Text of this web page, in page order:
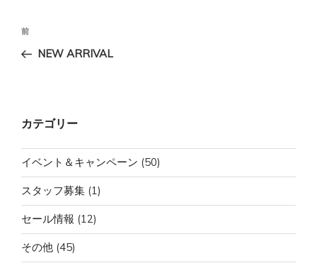
投
ナ
ー
ョ
ン
前
の
前
NEW ARRIVAL
カテゴリー
イベント＆キャンペーン (50)
スタッフ募集 (1)
セール情報 (12)
その他 (45)